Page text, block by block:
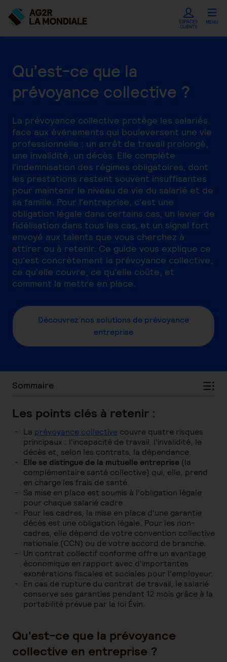
ESPACES
CLIENTS
MENU
Qu’est-ce que la
prévoyance collective ?
La prévoyance collective protège les salariés
face aux événements qui bouleversent une vie
professionnelle : un arrêt de travail prolongé,
une invalidité, un décès. Elle complète
l'indemnisation des régimes obligatoires, dont
les prestations restent souvent insuffisantes
pour maintenir le niveau de vie du salarié et de
sa famille. Pour l'entreprise, c'est une
obligation légale dans certains cas, un levier de
fidélisation dans tous les cas, et un signal fort
envoyé aux talents que vous cherchez à
attirer ou à retenir. Ce guide vous explique ce
qu'est concrètement la prévoyance collective,
ce qu'elle couvre, ce qu'elle coûte, et
comment la mettre en place.
Découvrez nos solutions de prévoyance
entreprise
Sommaire
Les points clés à retenir :
La prévoyance collective couvre quatre risques
principaux : l'incapacité de travail, l'invalidité, le
décès et, selon les contrats, la dépendance.
Elle se distingue de la mutuelle entreprise (la
complémentaire santé collective) qui, elle, prend
en charge les frais de santé
Sa mise en place est soumis à l'obligation légale
pour chaque salarié cadre
Pour les cadres, la mise en place d'une garantie
décès est une obligation légale. Pour les non-
cadres, elle dépend de votre convention collective
nationale (CCN) ou de votre accord de branche.
Un contrat collectif conforme offre un avantage
économique en rapport avec d'importantes
exonérations fiscales et sociales pour l'employeur.
En cas de rupture du contrat de travail, le salarié
conserve ses garanties pendant 12 mois grâce à la
portabilité prévue par la loi Évin.
Qu'est-ce que la prévoyance
collective en entreprise ?